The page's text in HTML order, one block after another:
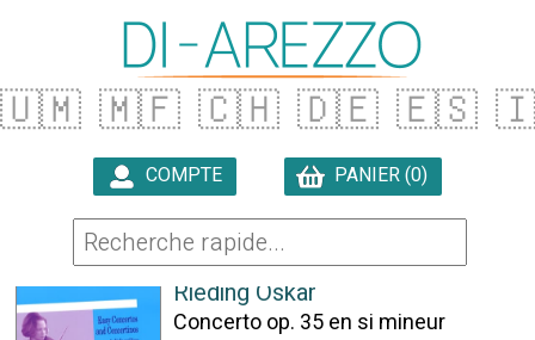
🇺🇲 🇲🇫 🇨🇭 🇩🇪 🇪🇸
COMPTE PANIER (0)
3790 ARTICLES TROUVÉS
Rieding Oskar
Concerto op. 35 en si mineur